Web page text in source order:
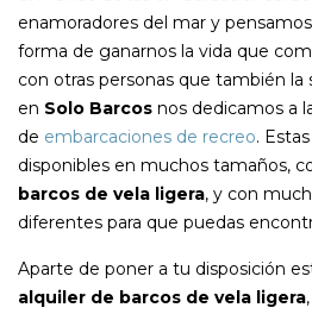
enamoradores del mar y
forma de ganarnos la vida que
con otras personas que también la
en Solo Barcos nos dedicamos a
de embarcaciones de recreo.
disponibles en muchos tamaños,
barcos de vela ligera, y con
diferentes para que puedas
Aparte de poner a tu disposición
alquiler de barcos de vela ligera